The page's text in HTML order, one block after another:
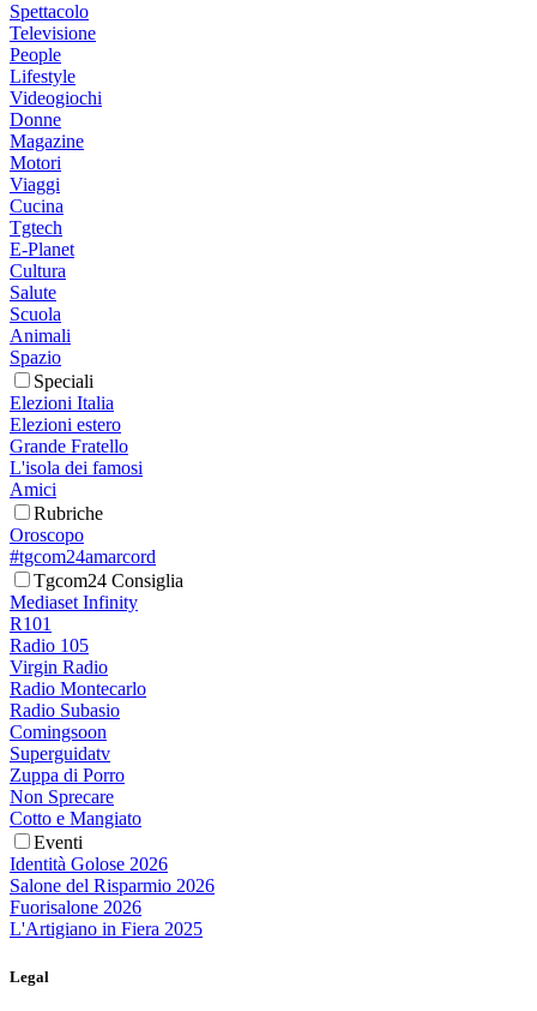
Spettacolo
Televisione
People
Lifestyle
Videogiochi
Donne
Magazine
Motori
Viaggi
Cucina
Tgtech
E-Planet
Cultura
Salute
Scuola
Animali
Spazio
Speciali
Elezioni Italia
Elezioni estero
Grande Fratello
L'isola dei famosi
Amici
Rubriche
Oroscopo
#tgcom24amarcord
Tgcom24 Consiglia
Mediaset Infinity
R101
Radio 105
Virgin Radio
Radio Montecarlo
Radio Subasio
Comingsoon
Superguidatv
Zuppa di Porro
Non Sprecare
Cotto e Mangiato
Eventi
Identità Golose 2026
Salone del Risparmio 2026
Fuorisalone 2026
L'Artigiano in Fiera 2025
Legal